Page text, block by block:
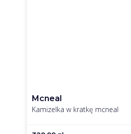
Mcneal
Kamizelka w kratkę mcneal